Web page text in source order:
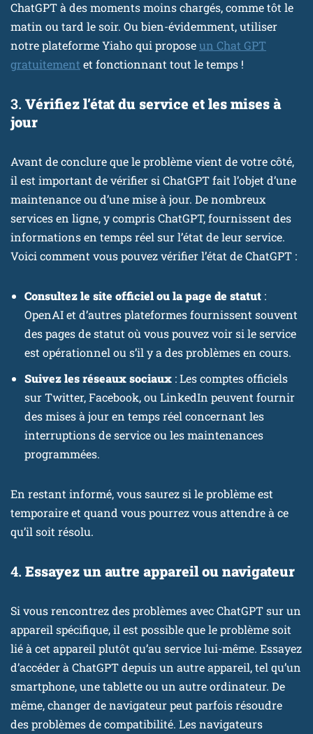
ChatGPT à des moments moins chargés, comme tôt le
matin ou tard le soir. Ou bien-évidemment, utiliser
notre plateforme Yiaho qui proposeun Chat GPT
gratuitement et fonctionnant tout le temps !
3. Vérifiez l’état du service et les mises à
jour
Avant de conclure que le problème vient de votre côté,
il est important de vérifier si ChatGPT fait l’objet d’une
maintenance ou d’une mise à jour. De nombreux
services en ligne, y compris ChatGPT, fournissent des
informations en temps réel sur l’état de leur service.
Voici comment vous pouvez vérifier l’état de ChatGPT :
Consultez le site officiel ou la page de statut :
OpenAI et d’autres plateformes fournissent souvent
des pages de statut où vous pouvez voir si le service
est opérationnel ou s’il y a des problèmes en cours.
Suivez les réseaux sociaux : Les comptes officiels
sur Twitter, Facebook, ou LinkedIn peuvent fournir
des mises à jour en temps réel concernant les
interruptions de service ou les maintenances
programmées.
En restant informé, vous saurez si le problème est
temporaire et quand vous pourrez vous attendre à ce
qu’il soit résolu.
4. Essayez un autre appareil ou navigateur
Si vous rencontrez des problèmes avec ChatGPT sur un
appareil spécifique, il est possible que le problème soit
lié à cet appareil plutôt qu’au service lui-même. Essayez
d’accéder à ChatGPT depuis un autre appareil, tel qu’un
smartphone, une tablette ou un autre ordinateur. De
même, changer de navigateur peut parfois résoudre
des problèmes de compatibilité. Les navigateurs